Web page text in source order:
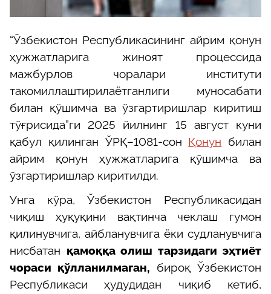
“Ўзбекистон Республикасининг айрим қонун
ҳужжатларига
жиноят
процессида
мажбурлов
чоралари
институти
такомиллаштирилаётганлиги
муносабати
билан қўшимча ва ўзгартиришлар киритиш
тўғрисида”ги 2025 йилнинг 15 август куни
қабул қилинган ЎРҚ–1081-сон Қонун билан
айрим қонун ҳужжатларига қўшимча ва
ўзгартиришлар киритилди.
Унга кўра, Ўзбекистон Республикасидан
чиқиш ҳуқуқини вақтинча чеклаш гумон
қилинувчига, айбланувчига ёки судланувчига
нисбатан қамоққа олиш тарзидаги эҳтиёт
чораси қўлланилмаган, бироқ Ўзбекистон
Республикаси ҳудудидан чиқиб кетиб,